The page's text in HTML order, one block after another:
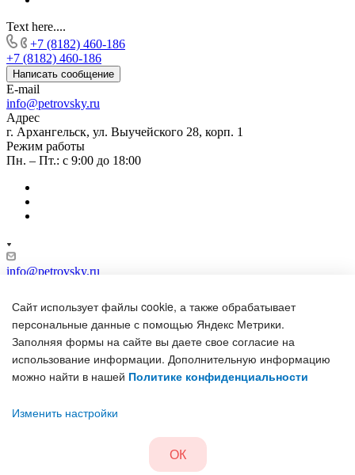
Text here....
+7 (8182) 460-186
+7 (8182) 460-186
Написать сообщение
E-mail
info@petrovsky.ru
Адрес
г. Архангельск, ул. Выучейского 28, корп. 1
Режим работы
Пн. – Пт.: с 9:00 до 18:00
info@petrovsky.ru
г. Архангельск, ул. Выучейского 28, корп. 1
© 2026 «ТФ «Петровский и К»
Карта сайта
Сайт использует файлы cookie, а также обрабатывает
персональные данные с помощью Яндекс Метрики.
Заполняя формы на сайте вы даете свое согласие на
использование информации. Дополнительную информацию
можно найти в нашей Политике конфиденциальности
Изменить настройки
ОК